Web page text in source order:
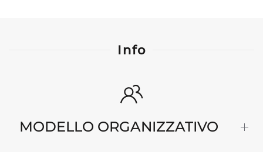
Info
MODELLO ORGANIZZATIVO